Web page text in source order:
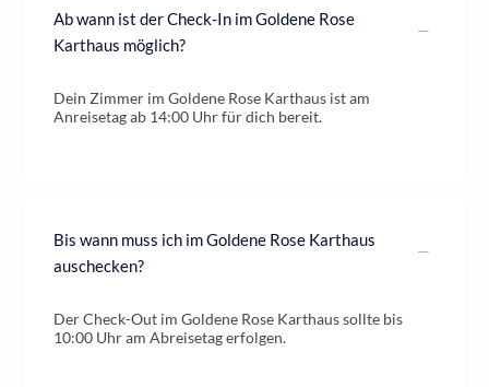
Ab wann ist der Check-In im Goldene Rose
Karthaus möglich?
Dein Zimmer im Goldene Rose Karthaus ist am
Anreisetag ab 14:00 Uhr für dich bereit.
Bis wann muss ich im Goldene Rose Karthaus
auschecken?
Der Check-Out im Goldene Rose Karthaus sollte bis
10:00 Uhr am Abreisetag erfolgen.